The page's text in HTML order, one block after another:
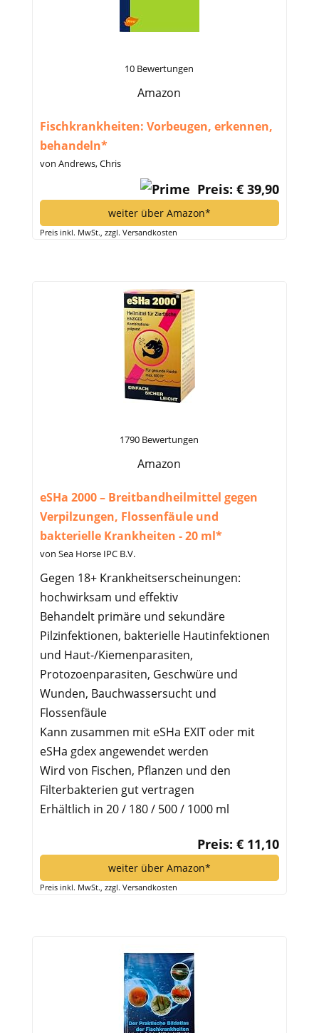
10 Bewertungen
Amazon
Fischkrankheiten: Vorbeugen, erkennen,
behandeln*
von Andrews, Chris
Preis: € 39,90
weiter über Amazon*
Preis inkl. MwSt., zzgl. Versandkosten
1790 Bewertungen
Amazon
eSHa 2000 – Breitbandheilmittel gegen
Verpilzungen, Flossenfäule und
bakterielle Krankheiten - 20 ml*
von Sea Horse IPC B.V.
Gegen 18+ Krankheitserscheinungen:
hochwirksam und effektiv
Behandelt primäre und sekundäre
Pilzinfektionen, bakterielle Hautinfektionen
und Haut-/Kiemenparasiten,
Protozoenparasiten, Geschwüre und
Wunden, Bauchwassersucht und
Flossenfäule
Kann zusammen mit eSHa EXIT oder mit
eSHa gdex angewendet werden
Wird von Fischen, Pflanzen und den
Filterbakterien gut vertragen
Erhältlich in 20 / 180 / 500 / 1000 ml
Preis: € 11,10
weiter über Amazon*
Preis inkl. MwSt., zzgl. Versandkosten